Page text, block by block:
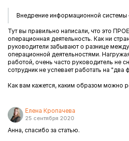
Внедрение информационной системы
Тут вы правильно написали, что это
операционная деятельность. Как ни
руководители забывают о разнице
операционной деятельностями.
работой, очень часто руководитель не
сотрудник не успевает работать на "два
Как вам кажется, каким образом можно
Елена Кропачева
25 сентября 2020
Анна, спасибо за статью.